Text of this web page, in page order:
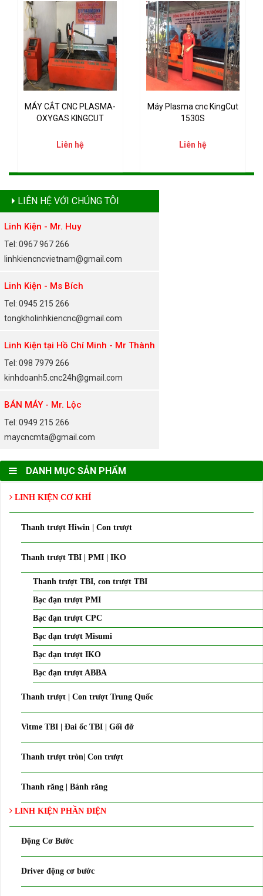
MÁY CẮT CNC PLASMA-
OXYGAS KINGCUT
Liên hệ
Máy Plasma cnc KingCut
1530S
Liên hệ
LIÊN HỆ VỚI CHÚNG TÔI
Linh Kiện - Mr. Huy
Tel: 0967 967 266
linhkiencncvietnam@gmail.com
Linh Kiện - Ms Bích
Tel: 0945 215 266
tongkholinhkiencnc@gmail.com
Linh Kiện tại Hồ Chí Minh - Mr Thành
Tel: 098 7979 266
kinhdoanh5.cnc24h@gmail.com
BÁN MÁY - Mr. Lộc
Tel: 0949 215 266
maycncmta@gmail.com
DANH MỤC SẢN PHẨM
LINH KIỆN CƠ KHÍ
Thanh trượt Hiwin | Con trượt
Thanh trượt TBI | PMI | IKO
Thanh trượt TBI, con trượt TBI
Bạc đạn trượt PMI
Bạc đạn trượt CPC
Bạc đạn trượt Misumi
Bạc đạn trượt IKO
Bạc đạn trượt ABBA
Thanh trượt | Con trượt Trung Quốc
Vitme TBI | Đai ốc TBI | Gối đỡ
Thanh trượt tròn| Con trượt
Thanh răng | Bánh răng
LINH KIỆN PHẦN ĐIỆN
Động Cơ Bước
Driver động cơ bước